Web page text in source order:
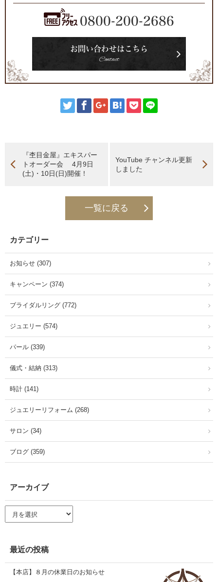
0800-200-2686
お問い合わせはこちら
Contact
『杢目金屋』エキスパー
トオーダー会 4月9日
(土)・10日(日)開催！
YouTube チャンネル更新
しました
一覧に戻る
カテゴリー
お知らせ (307)
キャンペーン (374)
ブライダルリング (772)
ジュエリー (574)
パール (339)
儀式・結納 (313)
時計 (141)
ジュエリーリフォーム (268)
サロン (34)
ブログ (359)
アーカイブ
ー
ブ
最近の投稿
【本店】８月の休業日のお知らせ